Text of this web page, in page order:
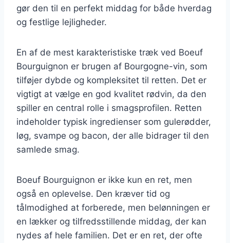
gør den til en perfekt middag for både hverdag
og festlige lejligheder.
En af de mest karakteristiske træk ved Boeuf
Bourguignon er brugen af Bourgogne-vin, som
tilføjer dybde og kompleksitet til retten. Det er
vigtigt at vælge en god kvalitet rødvin, da den
spiller en central rolle i smagsprofilen. Retten
indeholder typisk ingredienser som gulerødder,
løg, svampe og bacon, der alle bidrager til den
samlede smag.
Boeuf Bourguignon er ikke kun en ret, men
også en oplevelse. Den kræver tid og
tålmodighed at forberede, men belønningen er
en lækker og tilfredsstillende middag, der kan
nydes af hele familien. Det er en ret, der ofte